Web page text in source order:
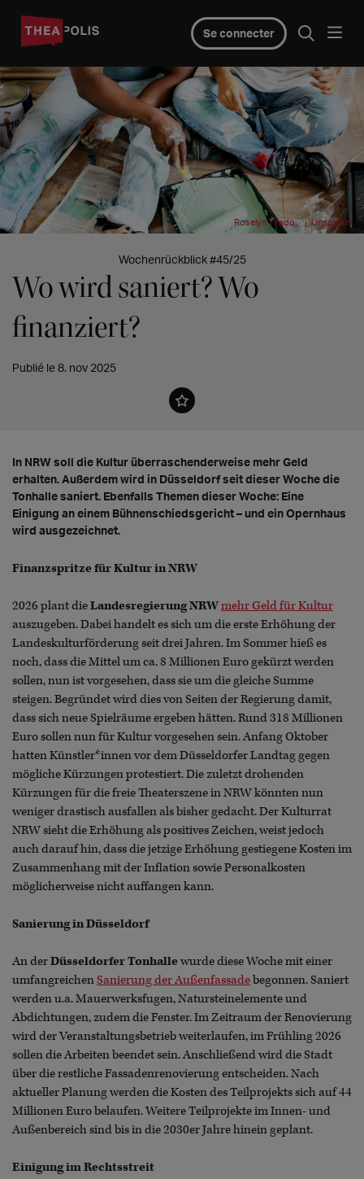
Se connecter
Roselyn TiradoonUnsplash
Wochenrückblick #45/25
Wo wird saniert? Wo
finanziert?
Publié le 8. nov 2025
In NRW soll die Kultur überraschenderweise mehr Geld
erhalten. Außerdem wird in Düsseldorf seit dieser Woche die
Tonhalle saniert. Ebenfalls Themen dieser Woche: Eine
Einigung an einem Bühnenschiedsgericht – und ein Opernhaus
wird ausgezeichnet.
Finanzspritze für Kultur in NRW
2026 plant dieLandesregierung NRWmehr Geld für Kultur
auszugeben. Dabei handelt es sich um die erste Erhöhung der
Landeskulturförderung seit drei Jahren. Im Sommer hieß es
noch, dass die Mittel um ca. 8 Millionen Euro gekürzt werden
sollen, nun ist vorgesehen, dass sie um die gleiche Summe
steigen. Begründet wird dies von Seiten der Regierung damit,
dass sich neue Spielräume ergeben hätten. Rund 318 Millionen
Euro sollen nun für Kultur vorgesehen sein. Anfang Oktober
hatten Künstler*innen vor dem Düsseldorfer Landtag gegen
mögliche Kürzungen protestiert. Die zuletzt drohenden
Kürzungen für die freie Theaterszene in NRW könnten nun
weniger drastisch ausfallen als bisher gedacht. Der Kulturrat
NRW sieht die Erhöhung als positives Zeichen, weist jedoch
auch darauf hin, dass die jetzige Erhöhung gestiegene Kosten im
Zusammenhang mit der Inflation sowie Personalkosten
möglicherweise nicht auffangen kann.
Sanierung in Düsseldorf
An derDüsseldorfer Tonhallewurde diese Woche mit einer
umfangreichenSanierung der Außenfassadebegonnen. Saniert
werden u.a. Mauerwerksfugen, Natursteinelemente und
Abdichtungen, zudem die Fenster. Im Zeitraum der Renovierung
wird der Veranstaltungsbetrieb weiterlaufen, im Frühling 2026
sollen die Arbeiten beendet sein. Anschließend wird die Stadt
über die restliche Fassadenrenovierung entscheiden. Nach
aktueller Planung werden die Kosten des Teilprojekts sich auf 44
Millionen Euro belaufen. Weitere Teilprojekte im Innen- und
Außenbereich sind bis in die 2030er Jahre hinein geplant.
Einigung im Rechtsstreit